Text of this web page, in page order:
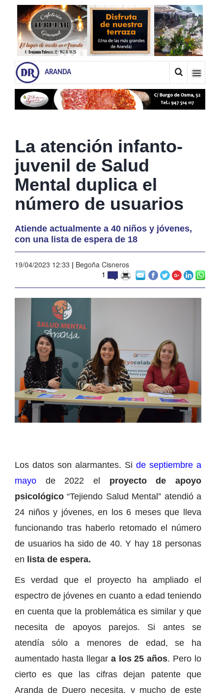
ARANDA
La atención infanto-
juvenil de Salud
Mental duplica el
número de usuarios
Atiende actualmente a 40 niños y jóvenes,
con una lista de espera de 18
19/04/2023 12:33 | Begoña Cisneros
1
Los datos son alarmantes. Si de septiembre a
mayo de 2022 el proyecto de apoyo
psicológico “Tejiendo Salud Mental” atendió a
24 niños y jóvenes, en los 6 meses que lleva
funcionando tras haberlo retomado el número
de usuarios ha sido de 40. Y hay 18 personas
en lista de espera.
Es verdad que el proyecto ha ampliado el
espectro de jóvenes en cuanto a edad teniendo
en cuenta que la problemática es similar y que
necesita de apoyos parejos. Si antes se
atendía sólo a menores de edad, se ha
aumentado hasta llegara los 25 años. Pero lo
cierto es que las cifras dejan patente que
Aranda de Duero necesita, y mucho de este